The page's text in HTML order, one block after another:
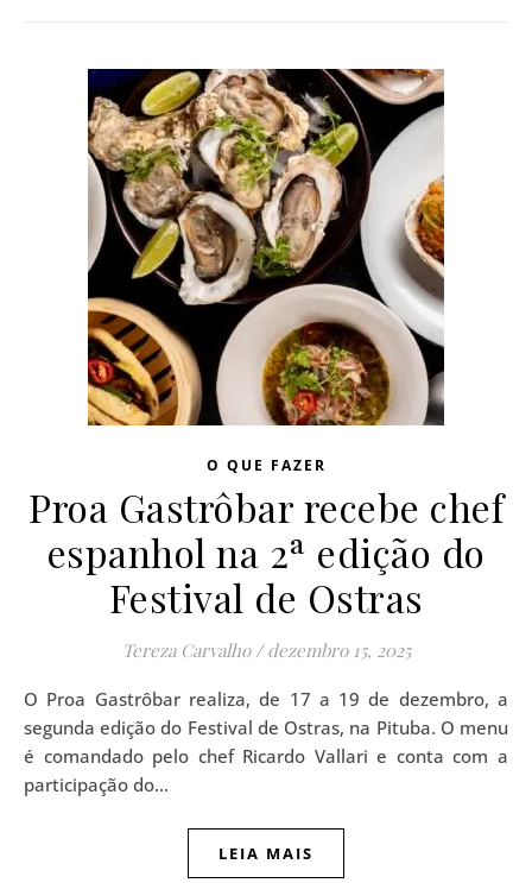
O QUE FAZER
Proa Gastrôbar recebe chef
espanhol na 2ª edição do
Festival de Ostras
Tereza Carvalho / dezembro 15, 2025
O Proa Gastrôbar realiza, de 17 a 19 de dezembro, a
segunda edição do Festival de Ostras, na Pituba. O menu
é comandado pelo chef Ricardo Vallari e conta com a
participação do…
LEIA MAIS